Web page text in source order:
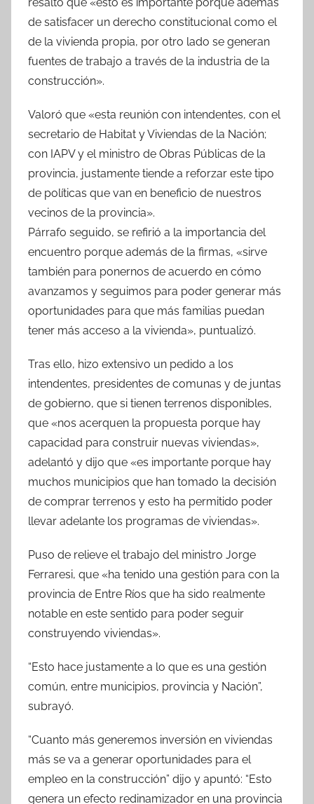
de satisfacer un derecho constitucional como el
de la vivienda propia, por otro lado se generan
fuentes de trabajo a través de la industria de la
construcción».
Valoró que «esta reunión con intendentes, con el
secretario de Habitat y Viviendas de la Nación;
con IAPV y el ministro de Obras Públicas de la
provincia, justamente tiende a reforzar este tipo
de políticas que van en beneficio de nuestros
vecinos de la provincia».
Párrafo seguido, se refirió a la importancia del
encuentro porque además de la firmas, «sirve
también para ponernos de acuerdo en cómo
avanzamos y seguimos para poder generar más
oportunidades para que más familias puedan
tener más acceso a la vivienda», puntualizó.
Tras ello, hizo extensivo un pedido a los
intendentes, presidentes de comunas y de juntas
de gobierno, que si tienen terrenos disponibles,
que «nos acerquen la propuesta porque hay
capacidad para construir nuevas viviendas»,
adelantó y dijo que «es importante porque hay
muchos municipios que han tomado la decisión
de comprar terrenos y esto ha permitido poder
llevar adelante los programas de viviendas».
Puso de relieve el trabajo del ministro Jorge
Ferraresi, que «ha tenido una gestión para con la
provincia de Entre Ríos que ha sido realmente
notable en este sentido para poder seguir
construyendo viviendas».
“Esto hace justamente a lo que es una gestión
común, entre municipios, provincia y Nación”,
subrayó.
“Cuanto más generemos inversión en viviendas
más se va a generar oportunidades para el
empleo en la construcción” dijo y apuntó: “Esto
genera un efecto redinamizador en una provincia